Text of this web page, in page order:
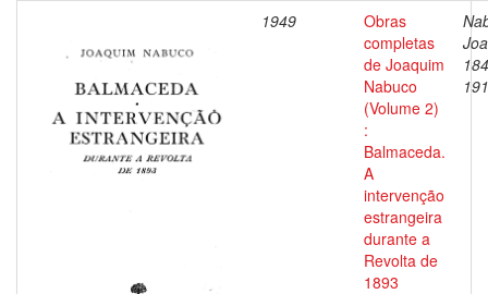
1949
Obras
completas
de Joaquim
Nabuco
(Volume 2)
:
Balmaceda.
A
intervenção
estrangeira
durante a
Revolta de
1893